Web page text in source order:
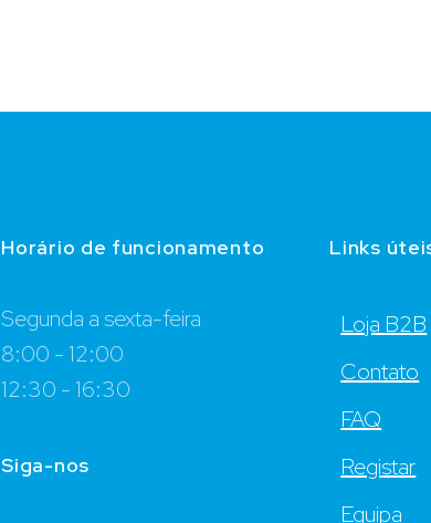
Horário de funcionamento
Segunda a sexta-feira
8:00 - 12:00
12:30 - 16:30
Siga-nos
Links
Loja B2B
Contato
FAQ
Registar
Equipa